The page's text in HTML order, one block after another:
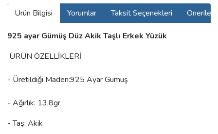
Ürün Bilgisi Yorumlar Taksit Seçenekleri
925 ayar Gümüş Düz Akik Taşlı Erkek Yüzük
ÜRÜN ÖZELLİKLERİ
- Üretildiği Maden:925 Ayar Gümüş
- Ağırlık: 13,8gr
- Taş: Akik